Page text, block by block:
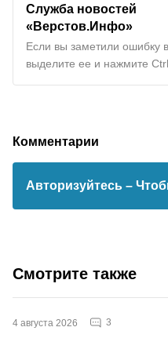
Служба новостей
«Верстов.Инфо»
Если вы заметили ошибку в
выделите ее и нажмите
Комментарии
Авторизуйтесь –
Смотрите также
4 августа 2026 3